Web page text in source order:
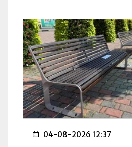
04-08-2026 12:37